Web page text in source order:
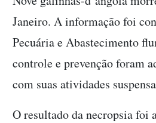
Janeiro. A informação foi
Pecuária e Abastecimento
controle e prevenção foram
com suas atividades
O resultado da necropsia foi